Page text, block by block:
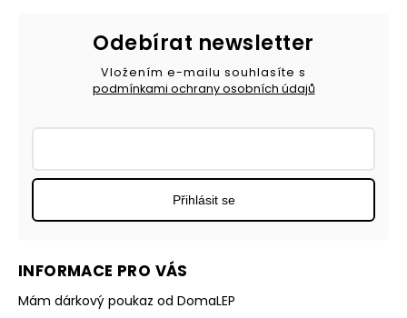
INFORMACE PRO VÁS
Mám dárkový poukaz od DomaLEP
Odebírat newsletter
Vložením e-mailu souhlasíte s
podmínkami ochrany osobních údajů
Přihlásit se